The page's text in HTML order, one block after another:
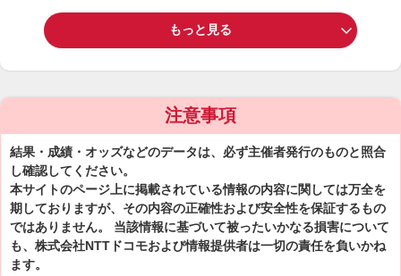
もっと見る
注意事項
結果・成績・オッズなどのデータは、必ず主催者発行のものと照合
し確認してください。
本サイトのページ上に掲載されている情報の内容に関しては万全を
期しておりますが、その内容の正確性および安全性を保証するもの
ではありません。 当該情報に基づいて被ったいかなる損害について
も、株式会社NTTドコモおよび情報提供者は一切の責任を負いかね
ます。